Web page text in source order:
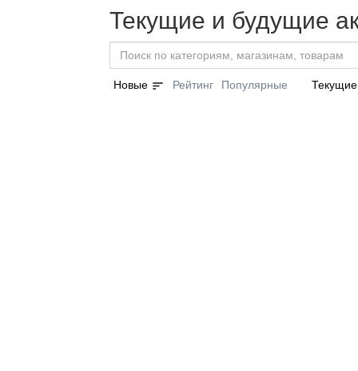
Текущие и будущие
Новые sort Рейтинг Популярные Текущие